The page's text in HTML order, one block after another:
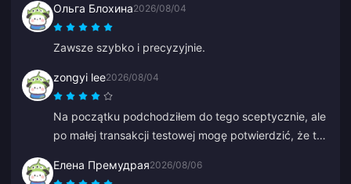
Ольга Блохина2026/08/04
Zawsze szybko i precyzyjnie.
zongyi lee2026/08/04
Na początku podchodziłem do tego sceptycznie, ale
po małej transakcji testowej mogę potwierdzić, że to
przeciętnie, a platforma jest naprawdę solidna.
Елена Премудрая2026/08/06